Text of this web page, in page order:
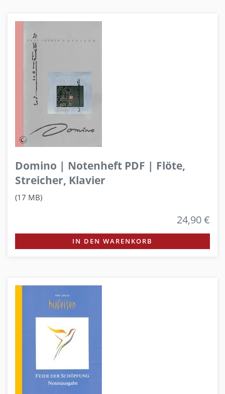
Domino | Notenheft PDF | Flöte,
Streicher, Klavier
(17 MB)
24,90 €
IN DEN WARENKORB